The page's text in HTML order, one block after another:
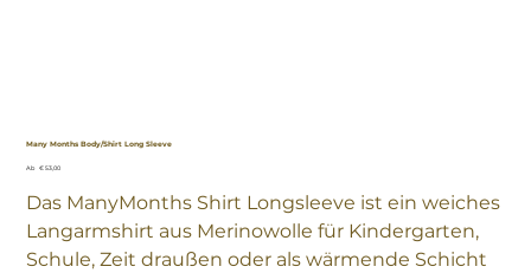
Many Months Body/Shirt Long Sleeve
Ab Preis
€ 53,00
Das ManyMonths Shirt Longsleeve ist ein weiches
Langarmshirt aus Merinowolle für Kindergarten,
Schule, Zeit draußen oder als wärmende Schicht